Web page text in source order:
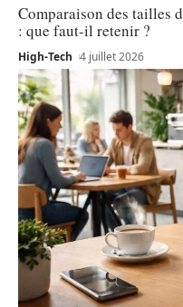
Comparaison des tailles
: que faut-il retenir ?
High-Tech 4 juillet 2026